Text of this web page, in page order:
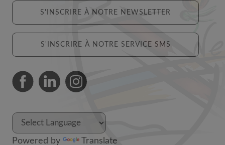
S'INSCRIRE À NOTRE NEWSLETTER
S'INSCRIRE À NOTRE SERVICE SMS
Powered by Translate